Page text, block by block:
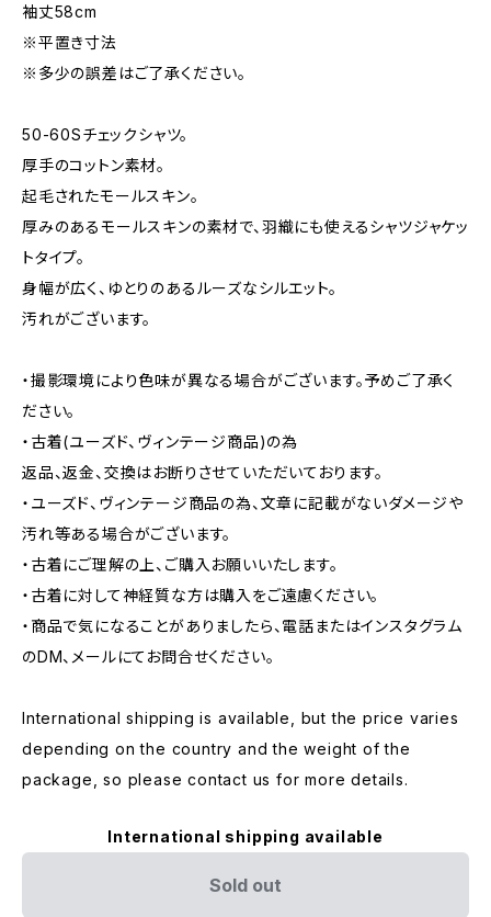
袖丈58cm
※平置き寸法
※多少の誤差はご了承ください。
50-60Sチェックシャツ。
厚手のコットン素材。
起毛されたモールスキン。
厚みのあるモールスキンの素材で、羽織にも使えるシャツジャケッ
トタイプ。
身幅が広く、ゆとりのあるルーズなシルエット。
汚れがございます。
・撮影環境により色味が異なる場合がございます。予めご了承く
ださい。
・古着(ユーズド、ヴィンテージ商品)の為
返品、返金、交換はお断りさせていただいております。
・ユーズド、ヴィンテージ商品の為、文章に記載がないダメージや
汚れ等ある場合がございます。
・古着にご理解の上、ご購入お願いいたします。
・古着に対して神経質な方は購入をご遠慮ください。
・商品で気になることがありましたら、電話またはインスタグラム
のDM、メールにてお問合せください。
International shipping is available, but the price varies
depending on the country and the weight of the
package, so please contact us for more details.
International shipping available
Sold out